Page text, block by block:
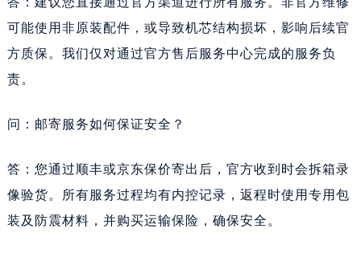
可能使用非原装配件，或导致机芯结构损坏，影响后续官
方质保。我们仅对通过官方售后服务中心完成的服务负
责。
问：邮寄服务如何保证安全？
答：您通过顺丰或京东保价寄出后，官方收到时会拆箱录
像验货。所有服务过程均有内控记录，返程时使用专用包
装及防震材料，并购买运输保险，确保安全。